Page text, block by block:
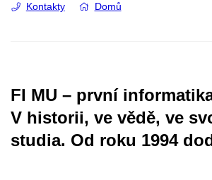
Kontakty Domů
FI MU – první
V historii, ve vědě, ve
studia. Od roku 1994